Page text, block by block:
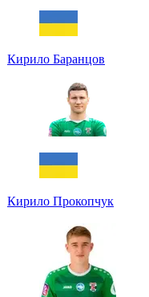
Кирило Баранцов
Кирило Прокопчук